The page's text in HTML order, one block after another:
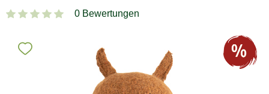
0 Bewertungen